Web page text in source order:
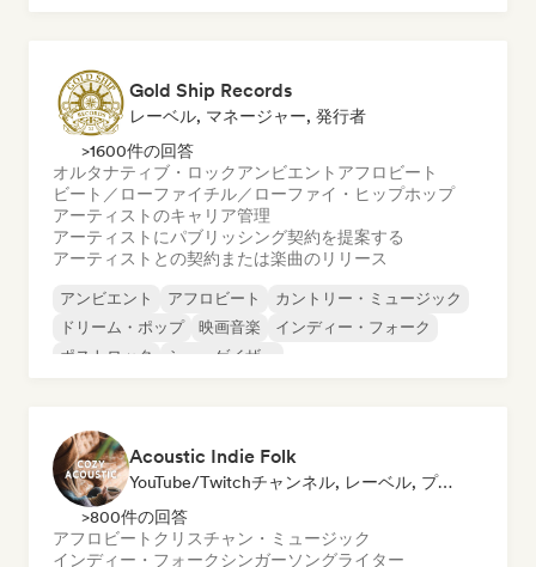
Gold Ship Records
レーベル, マネージャー, 発行者
>1600件の回答
オルタナティブ・ロックアンビエント アフロビート
ビート／ローファイチル／ローファイ・ヒップホップ
アーティストのキャリア管理
アーティストにパブリッシング契約を提案する
アーティストとの契約または楽曲のリリース
アンビエント アフロビート
カントリー・ミュージック
ドリーム・ポップ
映画音楽
インディー・フォーク
ポストロック
シューゲイザー
Acoustic Indie Folk
YouTube/Twitchチャンネル, レーベル, プレイリスト・キュレーター
>800件の回答
アフロビート クリスチャン・ミュージック
インディー・フォークシンガーソングライター